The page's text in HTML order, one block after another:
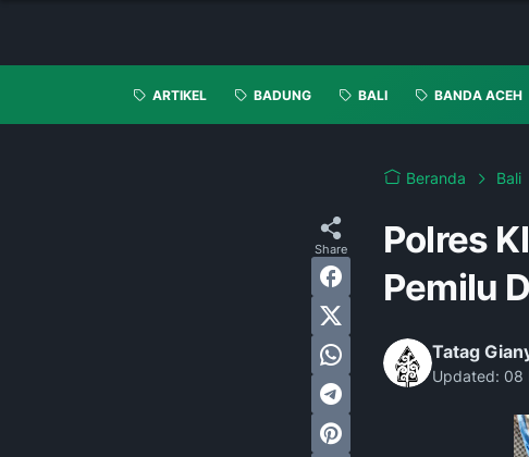
ARTIKEL BADUNG BALI BANDA ACEH
Beranda Bali
Polres
Pemilu
Tatag
Updated: 08